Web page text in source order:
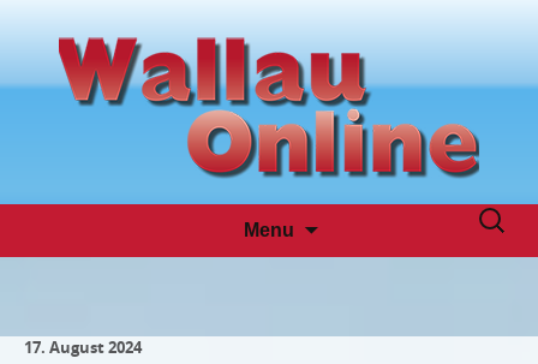
Menu
Suchen
17. August 2024